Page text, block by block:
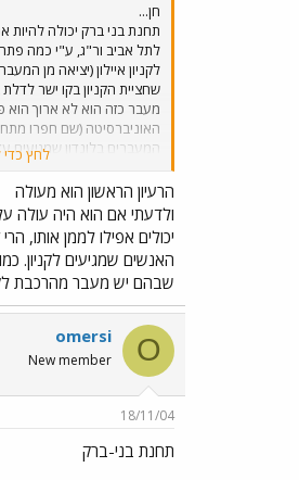
חן...
תחנת בני ברק יכולה להיות
לתל אביב ור"ג, ע"י כמה
לקניון איילון (יציאה מן
שחציית הקניון בקו ישר
מעבר כזה הוא לא ארוך
האוניברסיטה (שם חפרו
המעברים בלונדון
לקילומטר ועשרות אלפים
המגורים הקרוב בבני ברק
התחנה, בתל אביב זה עובד
באופניים להגיע אל התחנות
סובב (מפרקית) תחנת בני ברק,
מסוף (דרך ר"ח מודיעין), ר"ח
הרחוב הראשי של ב"ב) חזרה
לחץ כדי
הרעיון הראשון הוא מעולה
ולדעתי אם הוא היה עולה
יכולים אפילו לממן אותו,
האנשים שמגיעים לקניון.
שבהם יש מעבר מהרכבת
O
omersi
New member
18/11/04
תחנת בני-ברק